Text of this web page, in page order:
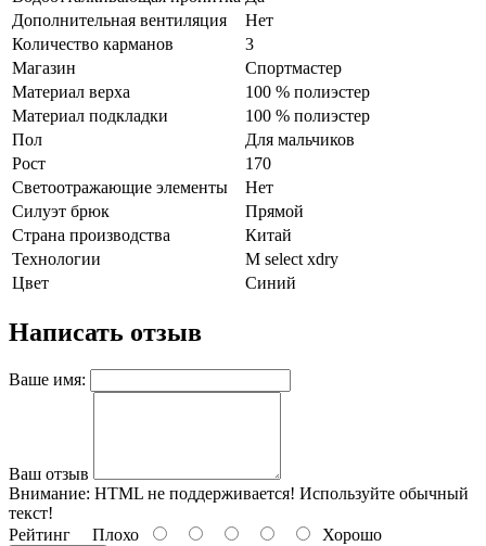
Дополнительная вентиляция
Нет
Количество карманов
3
Магазин
Спортмастер
Материал верха
100 % полиэстер
Материал подкладки
100 % полиэстер
Пол
Для мальчиков
Рост
170
Светоотражающие элементы
Нет
Силуэт брюк
Прямой
Страна производства
Китай
Технологии
M select xdry
Цвет
Синий
Написать отзыв
Ваше имя:
Ваш отзыв
Внимание: HTML не поддерживается! Используйте обычный
текст!
Рейтинг Плохо Хорошо